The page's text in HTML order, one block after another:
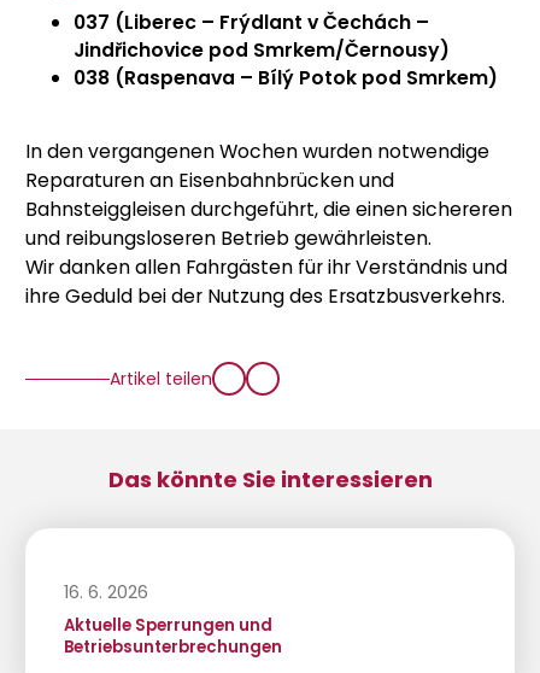
037 (Liberec – Frýdlant v Čechách –
Jindřichovice pod Smrkem/Černousy)
038 (Raspenava – Bílý Potok pod Smrkem)
In den vergangenen Wochen wurden notwendige
Reparaturen an Eisenbahnbrücken und
Bahnsteiggleisen durchgeführt, die einen sichereren
und reibungsloseren Betrieb gewährleisten.
Wir danken allen Fahrgästen für ihr Verständnis und
ihre Geduld bei der Nutzung des Ersatzbusverkehrs.
Artikel teilen
Das könnte Sie interessieren
16. 6. 2026
Aktuelle Sperrungen und
Betriebsunterbrechungen